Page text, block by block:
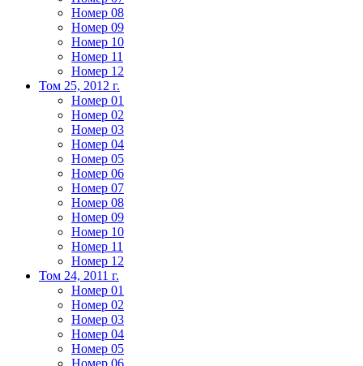
Номер 08
Номер 09
Номер 10
Номер 11
Номер 12
Том 25, 2012 г.
Номер 01
Номер 02
Номер 03
Номер 04
Номер 05
Номер 06
Номер 07
Номер 08
Номер 09
Номер 10
Номер 11
Номер 12
Том 24, 2011 г.
Номер 01
Номер 02
Номер 03
Номер 04
Номер 05
Номер 06